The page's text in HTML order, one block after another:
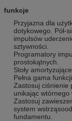
funkcje
Przyjazna dla
dotykowego. Pół-
impulsów
sztywności.
Programatory
prostokątnych.
Stoły
Pełna gama
Zastosuj ciśnienie
unikając wtórnego
Zastosuj
system
fundamentu.